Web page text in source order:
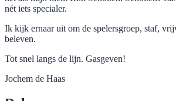
nét iets specialer.
Ik kijk ernaar uit om de spelersgroep, staf,
beleven.
Tot snel langs de lijn. Gasgeven!
Jochem de Haas